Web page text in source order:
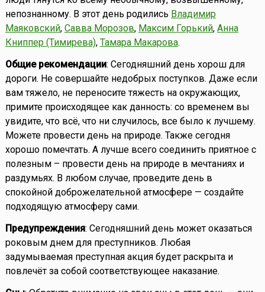
непознанному. В этот день родились Владимир
Маяковский, Савва Морозов, Максим Горький, Анна
Книппер (Тимирева), Тамара Макарова.
Общие рекомендации: Сегодняшний день хорош для
дороги. Не совершайте недобрых поступков. Даже если
вам тяжело, не переносите тяжесть на окружающих,
примите происходящее как данность: со временем вы
увидите, что всё, что ни случилось, все было к лучшему.
Можете провести день на природе. Также сегодня
хорошо помечтать. А лучше всего соединить приятное с
полезным – провести день на природе в мечтаниях и
раздумьях. В любом случае, проведите день в
спокойной доброжелательной атмосфере — создайте
подходящую атмосферу сами.
Предупреждения: Сегодняшний день может оказаться
роковым днем для преступников. Любая
задумываемая преступная акция будет раскрыта и
повлечёт за собой соответствующее наказание.